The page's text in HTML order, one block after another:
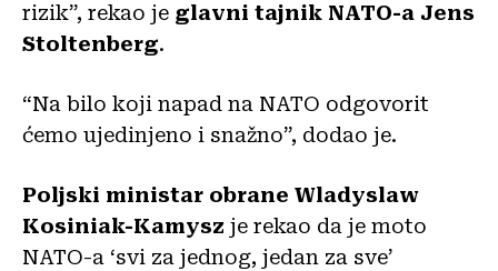
rizik”, rekao je glavni tajnik NATO-a Jens
Stoltenberg.
“Na bilo koji napad na NATO odgovorit
ćemo ujedinjeno i snažno”, dodao je.
Poljski ministar obrane Wladyslaw
Kosiniak-Kamysz je rekao da je moto
NATO-a ‘svi za jednog, jedan za sve’